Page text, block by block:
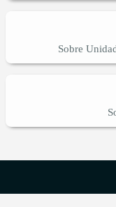
Sobre